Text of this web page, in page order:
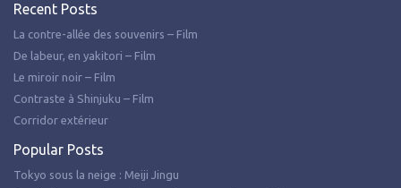
Recent Posts
La contre-allée des souvenirs – Film
De labeur, en yakitori – Film
Le miroir noir – Film
Contraste à Shinjuku – Film
Corridor extérieur
Popular Posts
Tokyo sous la neige : Meiji Jingu